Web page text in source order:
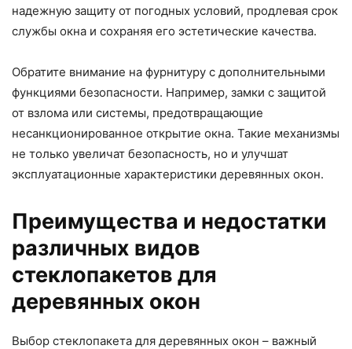
надежную защиту от погодных условий, продлевая срок
службы окна и сохраняя его эстетические качества.
Обратите внимание на фурнитуру с дополнительными
функциями безопасности. Например, замки с защитой
от взлома или системы, предотвращающие
несанкционированное открытие окна. Такие механизмы
не только увеличат безопасность, но и улучшат
эксплуатационные характеристики деревянных окон.
Преимущества и недостатки
различных видов
стеклопакетов для
деревянных окон
Выбор стеклопакета для деревянных окон – важный